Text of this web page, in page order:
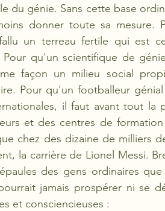
du génie. Sans cette base
donner toute sa mesure.
un terreau fertile qui est
qu'un scientifique de
façon un milieu social
Pour qu'un footballeur
il faut avant tout la
et des centres de
chez des dizaine de milliers
la carrière de Lionel Messi.
des gens ordinaires
jamais prospérer ni se
et consciencieuses :